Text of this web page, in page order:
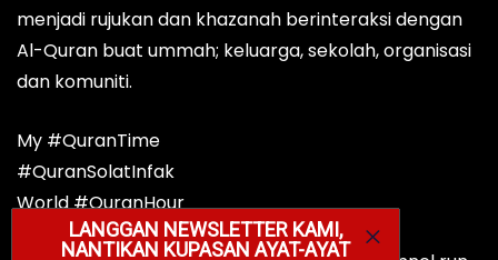
menjadi rujukan dan khazanah berinteraksi dengan
Al-Quran buat ummah; keluarga, sekolah, organisasi
dan komuniti.
My #QuranTime
#QuranSolatInfak
World #QuranHour